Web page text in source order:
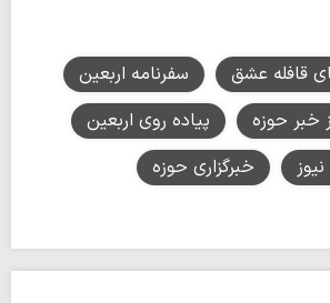
قافله عشق
سفرنامه اربعین
خبر حوزه
پیاده روی اربعین
خبرگزاری حوزه